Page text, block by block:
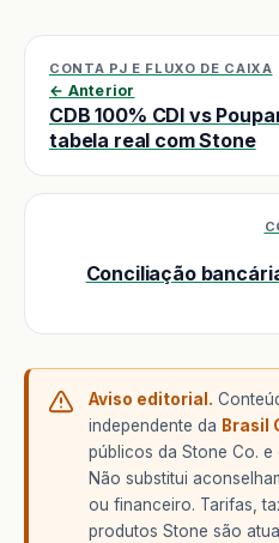
CONTA PJ E FLUXO DE CAIXA
← Anterior
CDB 100% CDI vs
tabela real com Stone
Conciliação
Aviso editorial.
independente da Brasil
públicos da Stone Co.
Não substitui
ou financeiro. Tarifas,
produtos Stone são